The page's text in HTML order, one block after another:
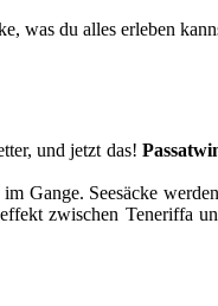
was du alles erleben
und jetzt das!
Gange. Seesäcke
zwischen Teneriffa